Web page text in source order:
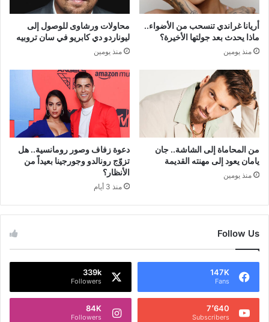
أريانا غراندي تنسحب من الأضواء..
ماذا يحدث بعد جولتها الأخيرة؟
منذ يومين
محاولات ورشاوى للوصول إلى
ليوناردو دي كابريو في سان تروبيه
منذ يومين
من المحاماة إلى الشاشة.. جان
يامان يعود إلى مهنته القديمة
منذ يومين
دعوة زفاف وصور رومانسية.. هل
تزوّج رونالدو وجورجينا بعيداً من
الأنظار؟
منذ 3 أيام
Follow Us
147K
Fans
339k
Followers
7٬640
Subscribers
84K
Followers